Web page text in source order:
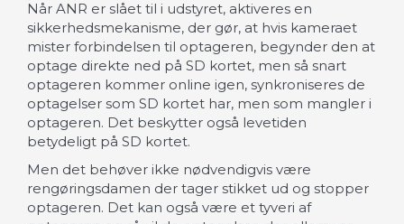
Når ANR er slået til i udstyret, aktiveres en
sikkerhedsmekanisme, der gør, at hvis kameraet
mister forbindelsen til optageren, begynder den at
optage direkte ned på SD kortet, men så snart
optageren kommer online igen, synkroniseres de
optagelser som SD kortet har, men som mangler i
optageren. Det beskytter også levetiden
betydeligt på SD kortet.
Men det behøver ikke nødvendigvis være
rengøringsdamen der tager stikket ud og stopper
optageren. Det kan også være et tyveri af